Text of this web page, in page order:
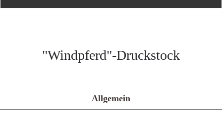
"Windpferd"-Druckstock
Allgemein